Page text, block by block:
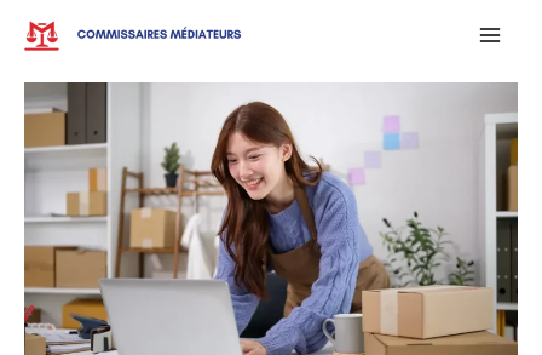
Aller
contenu